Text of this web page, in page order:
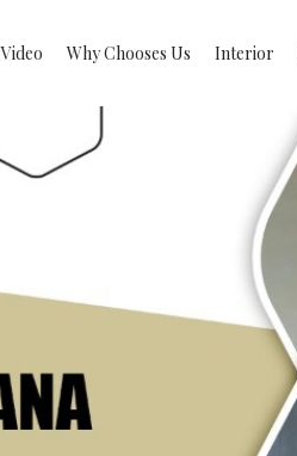
Video Why Chooses Us Interior